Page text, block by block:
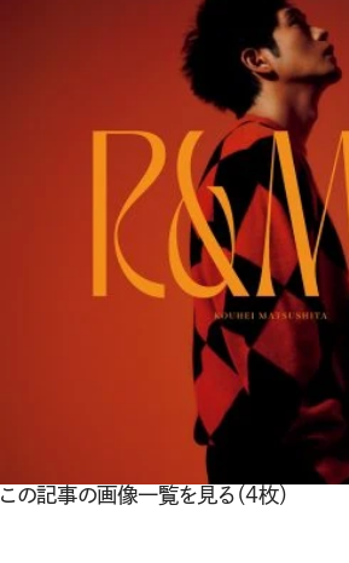
この記事の画像一覧を見る（4枚）